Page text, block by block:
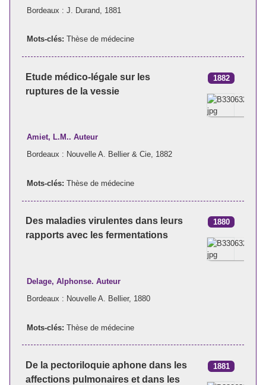
Bordeaux : J. Durand, 1881
Mots-clés: Thèse de médecine
Etude médico-légale sur les
ruptures de la vessie
1882
Amiet, L.M.. Auteur
Bordeaux : Nouvelle A. Bellier & Cie, 1882
Mots-clés: Thèse de médecine
Des maladies virulentes dans leurs
rapports avec les fermentations
1880
Delage, Alphonse. Auteur
Bordeaux : Nouvelle A. Bellier, 1880
Mots-clés: Thèse de médecine
De la pectoriloquie aphone dans les
affections pulmonaires et dans les
1881